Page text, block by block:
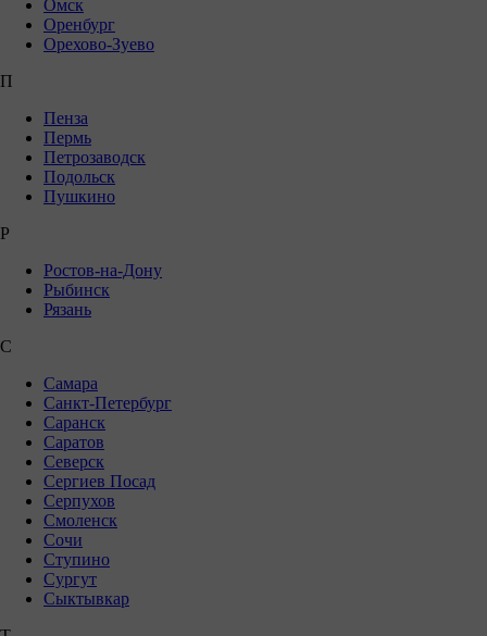
Омск
Оренбург
Орехово-Зуево
П
Пенза
Пермь
Петрозаводск
Подольск
Пушкино
Р
Ростов-на-Дону
Рыбинск
Рязань
С
Самара
Санкт-Петербург
Саранск
Саратов
Северск
Сергиев Посад
Серпухов
Смоленск
Сочи
Ступино
Сургут
Сыктывкар